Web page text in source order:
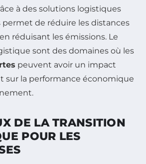
à des solutions logistiques
permet de réduire les distances
réduisant les émissions. Le
sont des domaines où les
peuvent avoir un impact
sur la performance économique
DE LA TRANSITION
POUR LES